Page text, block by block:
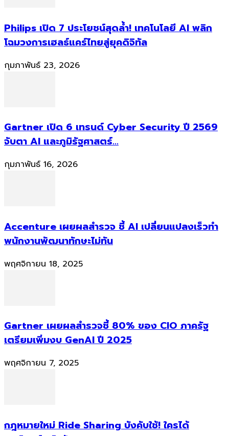
Philips เปิด 7 ประโยชน์สุดล้ำ! เทคโนโลยี AI พลิก
โฉมวงการเฮลธ์แคร์ไทยสู่ยุคดิจิทัล
กุมภาพันธ์ 23, 2026
Gartner เปิด 6 เทรนด์ Cyber Security ปี 2569
จับตา AI และภูมิรัฐศาสตร์...
กุมภาพันธ์ 16, 2026
Accenture เผยผลสำรวจ ชี้ AI เปลี่ยนแปลงเร็วทำ
พนักงานพัฒนาทักษะไม่ทัน
พฤศจิกายน 18, 2025
Gartner เผยผลสำรวจชี้ 80% ของ CIO ภาครัฐ
เตรียมเพิ่มงบ GenAI ปี 2025
พฤศจิกายน 7, 2025
กฎหมายใหม่ Ride Sharing บังคับใช้! ใครได้